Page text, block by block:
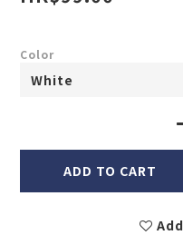
Color
ADD TO CART